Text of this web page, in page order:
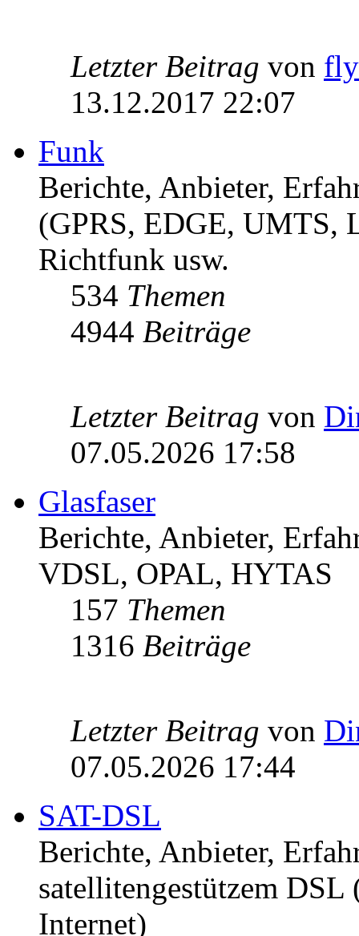
Letzter Beitrag von
13.12.2017 22:07
Funk
Berichte, Anbieter,
(GPRS, EDGE,
Richtfunk usw.
534 Themen
4944 Beiträge
Letzter Beitrag von
07.05.2026 17:58
Glasfaser
Berichte, Anbieter,
VDSL, OPAL, HYTAS
157 Themen
1316 Beiträge
Letzter Beitrag von
07.05.2026 17:44
SAT-DSL
Berichte, Anbieter,
satellitengestützem
Internet)